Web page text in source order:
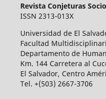
Revista Conjeturas
ISSN 2313-013X
Universidad de El
Facultad
Departamento de
Km. 144 Carretera al
El Salvador, Centro
Tel. +(503) 2667-3706